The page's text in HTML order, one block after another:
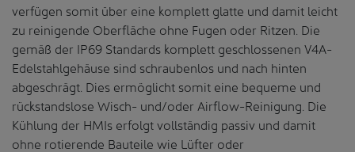
verfügen somit über eine komplett glatte und damit leicht
zu reinigende Oberfläche ohne Fugen oder Ritzen. Die
gemäß der IP69 Standards komplett geschlossenen V4A-
Edelstahlgehäuse sind schraubenlos und nach hinten
abgeschrägt. Dies ermöglicht somit eine bequeme und
rückstandslose Wisch- und/oder Airflow-Reinigung. Die
Kühlung der HMIs erfolgt vollständig passiv und damit
ohne rotierende Bauteile wie Lüfter oder